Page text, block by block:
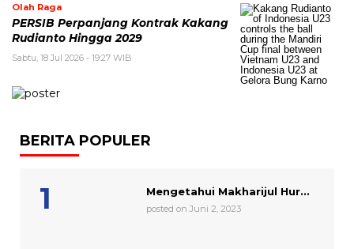
Olah Raga
PERSIB Perpanjang Kontrak Kakang
Rudianto Hingga 2029
Sabtu, 18 Jul 2026 - 19:27 WIB
BERITA POPULER
Mengetahui Makharijul Hur...
posted on Juni 2, 2023